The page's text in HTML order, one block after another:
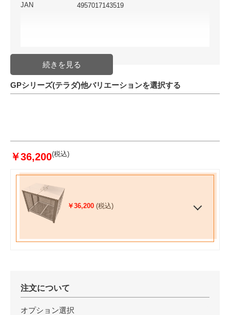
JAN
4957017143519
GPシリーズ(テラダ)他バリエーションを選択する
￥36,200(税込)
￥36,200 (税込)
注文について
オプション選択